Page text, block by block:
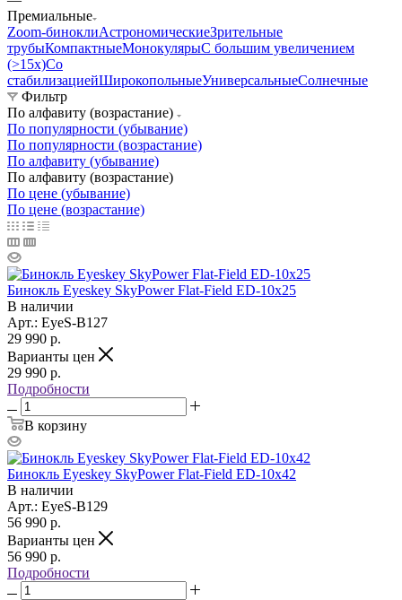
Премиальные
Zoom-биноклиАстрономическиеЗрительные
трубыКомпактныеМонокулярыС большим увеличением
(>15x)Со
стабилизациейШирокопольныеУниверсальныеСолнечные
Фильтр
По алфавиту (возрастание)
По популярности (убывание)
По популярности (возрастание)
По алфавиту (убывание)
По алфавиту (возрастание)
По цене (убывание)
По цене (возрастание)
Бинокль Eyeskey SkyPower Flat-Field ED-10x25
В наличии
Арт.: EyeS-B127
29 990 р.
Варианты цен
29 990 р.
Подробности
В корзину
Бинокль Eyeskey SkyPower Flat-Field ED-10x42
В наличии
Арт.: EyeS-B129
56 990 р.
Варианты цен
56 990 р.
Подробности